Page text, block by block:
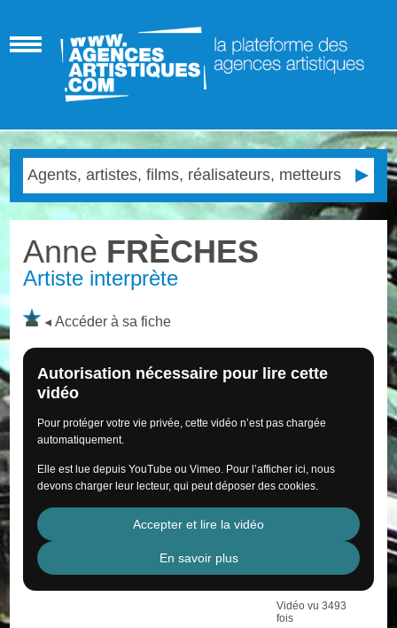
Anne FRÈCHES
Artiste interprète
Accéder à sa fiche
Autorisation nécessaire pour lire cette
vidéo
Pour protéger votre vie privée, cette vidéo n’est pas chargée
automatiquement.
Elle est lue depuis YouTube ou Vimeo. Pour l’afficher ici, nous
devons charger leur lecteur, qui peut déposer des cookies.
Accepter et lire la vidéo
En savoir plus
Vidéo vu 3493
fois